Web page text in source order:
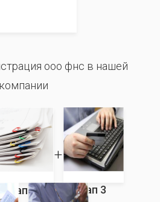
ооо фнс в нашей
компании
Этап 2 Этап 3